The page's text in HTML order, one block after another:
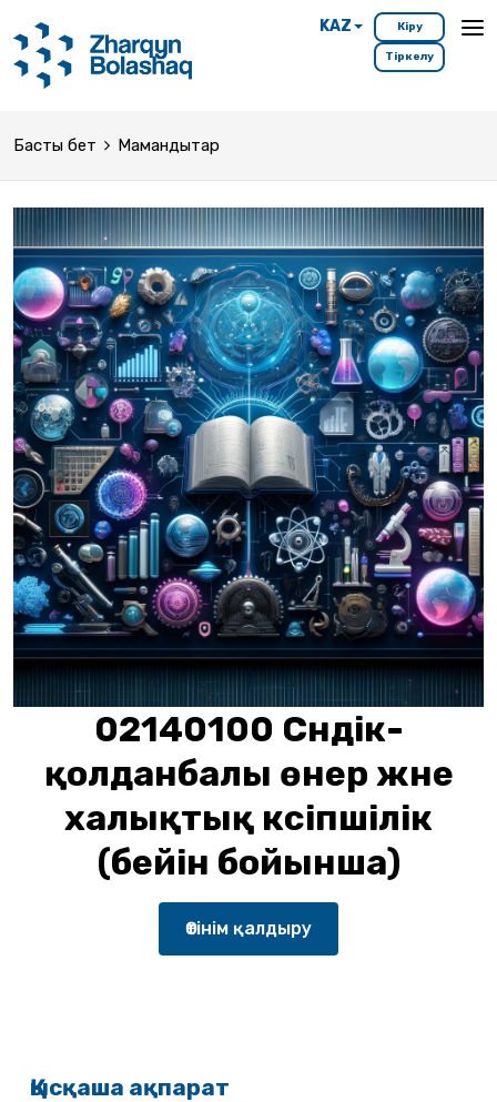
KAZ Кіру
Тіркелу
Басты бет Мамандықтар
02140100 Сәндік-
қолданбалы өнер және
халықтық кәсіпшілік
(бейін бойынша)
Өтінім қалдыру
Қысқаша ақпарат